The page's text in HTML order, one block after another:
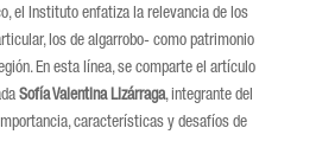
el Instituto enfatiza la relevancia de los
los de algarrobo- como patrimonio
En esta línea, se comparte el artículo
Sofía Valentina Lizárraga, integrante del
características y desafíos de